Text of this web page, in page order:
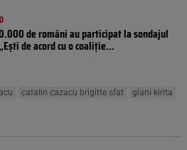
de români au participat la sondajul
de acord cu o coaliție...
catalin cazacu brigitte sfat
giani kirita